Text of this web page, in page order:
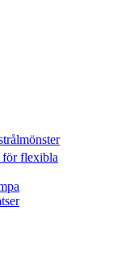
för flexibla